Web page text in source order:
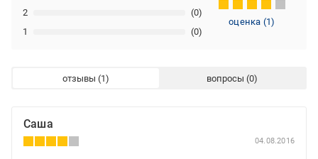
1 (0)
2 (0)
оценка (1)
отзывы вопросы
Саша
04.08.2016